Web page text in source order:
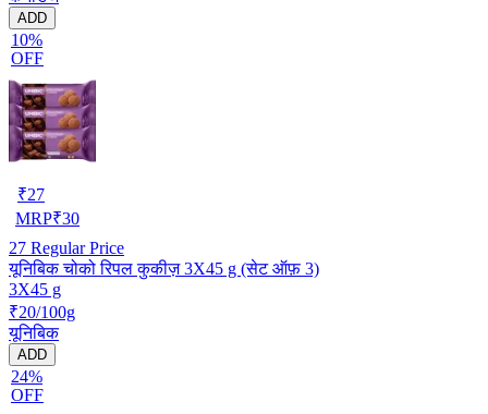
ADD
10%
OFF
₹27
MRP₹30
27 Regular Price
यूनिबिक चोको रिपल कुकीज़ 3X45 g (सेट ऑफ़ 3)
3X45 g
₹20/100g
यूनिबिक
ADD
24%
OFF